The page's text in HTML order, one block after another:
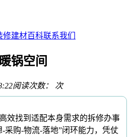
修建材百科联系我们
锅空间
阅读次数： 次
找到适配本身需求的拆修办事
采购-物流-落地”闭环能力，凭仗